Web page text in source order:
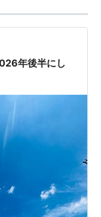
年後半にし